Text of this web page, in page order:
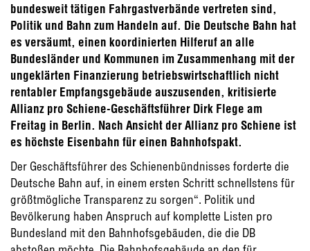
bundesweit tätigen Fahrgastverbände vertreten sind,
Politik und Bahn zum Handeln auf. Die Deutsche Bahn hat
es versäumt, einen koordinierten Hilferuf an alle
Bundesländer und Kommunen im Zusammenhang mit der
ungeklärten Finanzierung betriebswirtschaftlich nicht
rentabler Empfangsgebäude auszusenden, kritisierte
Allianz pro Schiene-Geschäftsführer Dirk Flege am
Freitag in Berlin. Nach Ansicht der Allianz pro Schiene ist
es höchste Eisenbahn für einen Bahnhofspakt.
Der Geschäftsführer des Schienenbündnisses forderte die
Deutsche Bahn auf, in einem ersten Schritt schnellstens für
größtmögliche Transparenz zu sorgen“. Politik und
Bevölkerung haben Anspruch auf komplette Listen pro
Bundesland mit den Bahnhofsgebäuden, die die DB